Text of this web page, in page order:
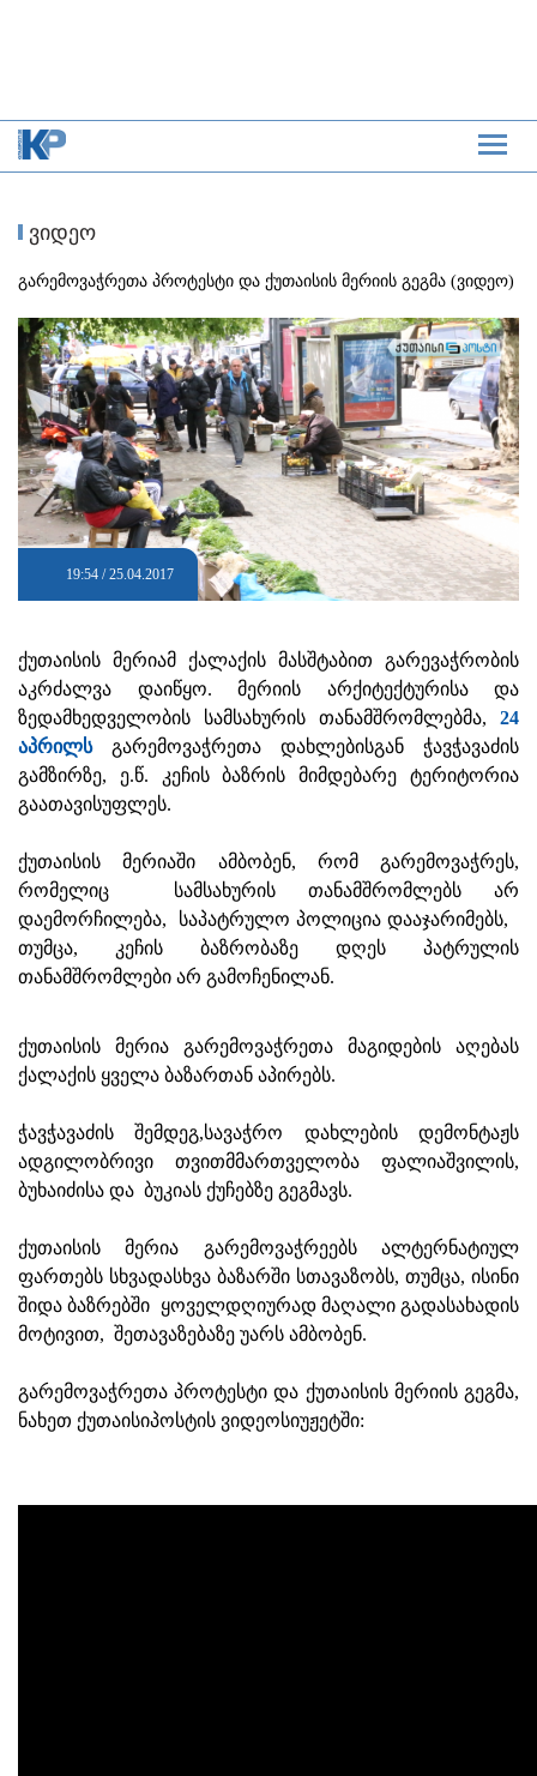
ვიდეო
გარემოვაჭრეთა პროტესტი და ქუთაისის მერიის გეგმა (ვიდეო)
19:54 / 25.04.2017
ქუთაისის მერიამ ქალაქის მასშტაბით გარევაჭრობის
აკრძალვა დაიწყო. მერიის არქიტექტურისა და
ზედამხედველობის სამსახურის თანამშრომლებმა, 24
აპრილსგარემოვაჭრეთა დახლებისგან ჭავჭავაძის
გამზირზე, ე.წ. კეჩის ბაზრის მიმდებარე ტერიტორია
გაათავისუფლეს.
ქუთაისის მერიაში ამბობენ, რომ გარემოვაჭრეს,
რომელიც სამსახურის თანამშრომლებს არ
დაემორჩილება, საპატრულო პოლიცია დააჯარიმებს,
თუმცა, კეჩის ბაზრობაზე დღეს პატრულის
თანამშრომლები არ გამოჩენილან.
ქუთაისის მერია გარემოვაჭრეთა მაგიდების აღებას
ქალაქის ყველა ბაზართან აპირებს.
ჭავჭავაძის შემდეგ,სავაჭრო დახლების დემონტაჟს
ადგილობრივი თვითმმართველობა ფალიაშვილის,
ბუხაიძისა და ბუკიას ქუჩებზე გეგმავს.
ქუთაისის მერია გარემოვაჭრეებს ალტერნატიულ
ფართებს სხვადასხვა ბაზარში სთავაზობს, თუმცა, ისინი
შიდა ბაზრებში ყოველდღიურად მაღალი გადასახადის
მოტივით, შეთავაზებაზე უარს ამბობენ.
გარემოვაჭრეთა პროტესტი და ქუთაისის მერიის გეგმა,
ნახეთ ქუთაისიპოსტის ვიდეოსიუჟეტში: